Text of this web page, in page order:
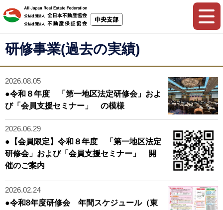
研修事業(過去の実績)
2026.08.05
●令和８年度 「第一地区法定研修会」およ
び「会員支援セミナー」 の模様
2026.06.29
●【会員限定】令和８年度 「第一地区法定
研修会」および「会員支援セミナー」 開
催のご案内
2026.02.24
●令和8年度研修会 年間スケジュール（東